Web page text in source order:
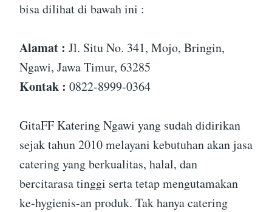
bisa dilihat di bawah ini :
Alamat : Jl. Situ No. 341, Mojo, Bringin,
Ngawi, Jawa Timur, 63285
Kontak : 0822-8999-0364
GitaFF Katering Ngawi yang sudah didirikan
sejak tahun 2010 melayani kebutuhan akan jasa
catering yang berkualitas, halal, dan
bercitarasa tinggi serta tetap mengutamakan
ke-hygienis-an produk. Tak hanya catering